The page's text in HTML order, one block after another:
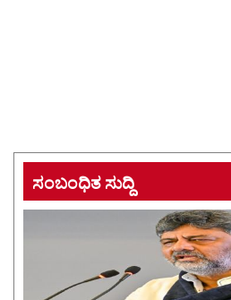
ಸಂಬಂಧಿತ ಸುದ್ದಿ